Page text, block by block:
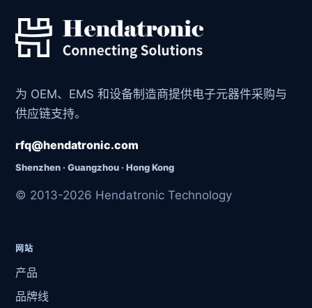
为 OEM、EMS 和设备制造商提供电子元器件采购与
供应链支持。
rfq@hendatronic.com
Shenzhen · Guangzhou · Hong Kong
© 2013-2026 Hendatronic Technology
网站
产品
品牌线